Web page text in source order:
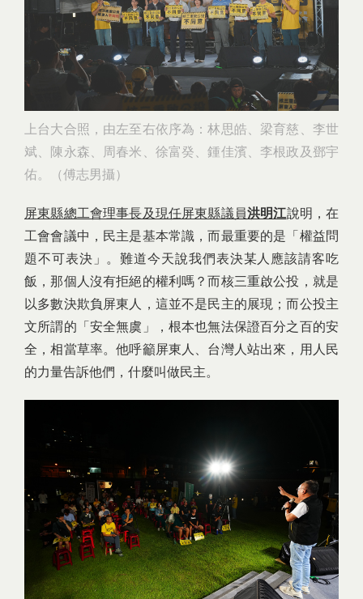
上台大合照，由左至右依序為：林思皓、梁育慈、李世
斌、陳永森、周春米、徐富癸、鍾佳濱、李根政及鄧宇
佑。（傅志男攝）
屏東縣總工會理事長及現任屏東縣議員洪明江說明，在
工會會議中，民主是基本常識，而最重要的是「權益問
題不可表決」。難道今天說我們表決某人應該請客吃
飯，那個人沒有拒絕的權利嗎？而核三重啟公投，就是
以多數決欺負屏東人，這並不是民主的展現；而公投主
文所謂的「安全無虞」，根本也無法保證百分之百的安
全，相當草率。他呼籲屏東人、台灣人站出來，用人民
的力量告訴他們，什麼叫做民主。